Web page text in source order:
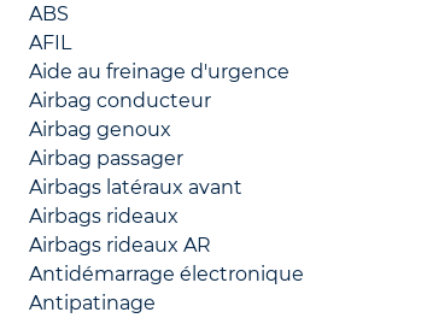
ABS
AFIL
Aide au freinage d'urgence
Airbag conducteur
Airbag genoux
Airbag passager
Airbags latéraux avant
Airbags rideaux
Airbags rideaux AR
Antidémarrage électronique
Antipatinage